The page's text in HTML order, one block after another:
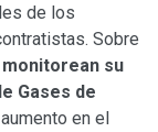
de los
Sobre
su
Gases de
en el